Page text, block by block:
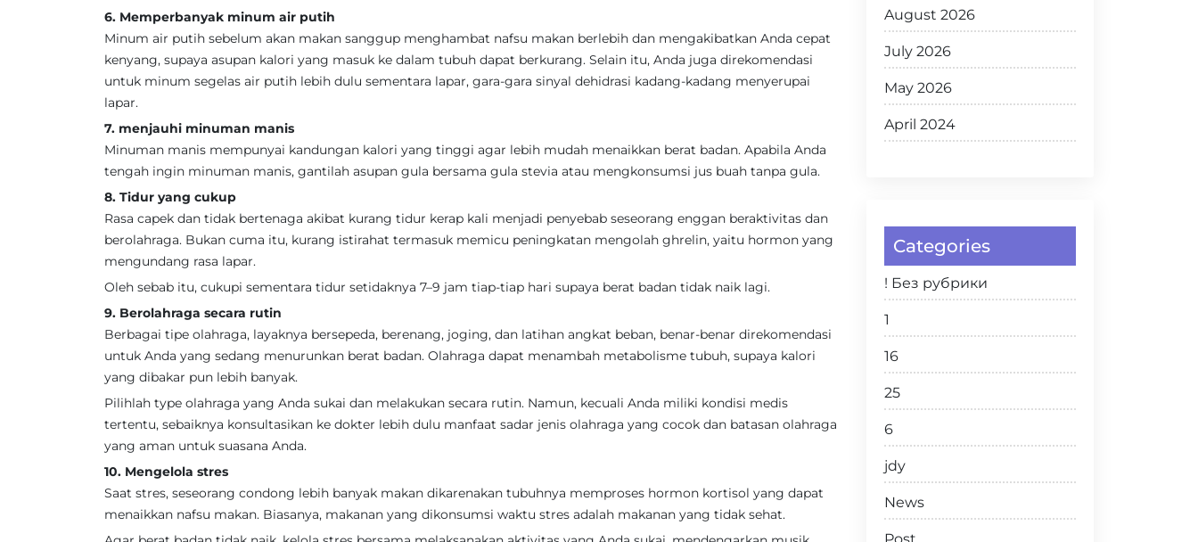
6. Memperbanyak minum air putih
Minum air putih sebelum akan makan sanggup menghambat nafsu makan berlebih dan mengakibatkan Anda cepat
kenyang, supaya asupan kalori yang masuk ke dalam tubuh dapat berkurang. Selain itu, Anda juga direkomendasi
untuk minum segelas air putih lebih dulu sementara lapar, gara-gara sinyal dehidrasi kadang-kadang menyerupai
lapar.
7. menjauhi minuman manis
Minuman manis mempunyai kandungan kalori yang tinggi agar lebih mudah menaikkan berat badan. Apabila Anda
tengah ingin minuman manis, gantilah asupan gula bersama gula stevia atau mengkonsumsi jus buah tanpa gula.
8. Tidur yang cukup
Rasa capek dan tidak bertenaga akibat kurang tidur kerap kali menjadi penyebab seseorang enggan beraktivitas dan
berolahraga. Bukan cuma itu, kurang istirahat termasuk memicu peningkatan mengolah ghrelin, yaitu hormon yang
mengundang rasa lapar.
Oleh sebab itu, cukupi sementara tidur setidaknya 7–9 jam tiap-tiap hari supaya berat badan tidak naik lagi.
9. Berolahraga secara rutin
Berbagai tipe olahraga, layaknya bersepeda, berenang, joging, dan latihan angkat beban, benar-benar direkomendasi
untuk Anda yang sedang menurunkan berat badan. Olahraga dapat menambah metabolisme tubuh, supaya kalori
yang dibakar pun lebih banyak.
Pilihlah type olahraga yang Anda sukai dan melakukan secara rutin. Namun, kecuali Anda miliki kondisi medis
tertentu, sebaiknya konsultasikan ke dokter lebih dulu manfaat sadar jenis olahraga yang cocok dan batasan olahraga
yang aman untuk suasana Anda.
10. Mengelola stres
Saat stres, seseorang condong lebih banyak makan dikarenakan tubuhnya memproses hormon kortisol yang dapat
menaikkan nafsu makan. Biasanya, makanan yang dikonsumsi waktu stres adalah makanan yang tidak sehat.
August 2026
July 2026
May 2026
April 2024
Categories
! Без рубрики
1
16
25
6
jdy
News